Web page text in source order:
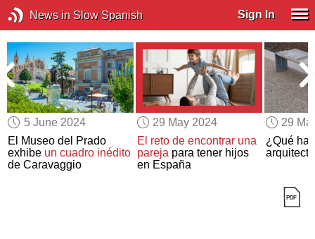
News in Slow Spanish Sign In
5 June 2024
El Museo del Prado
exhibe un cuadro inédito
de Caravaggio
29 May 2024
El reto de encontrar una
parejapara tener hijos
en España
29
¿Qué